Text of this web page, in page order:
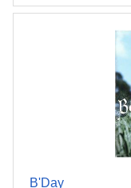
B'Day